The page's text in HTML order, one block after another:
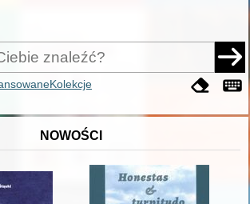
Kolekcje
NOWOŚCI